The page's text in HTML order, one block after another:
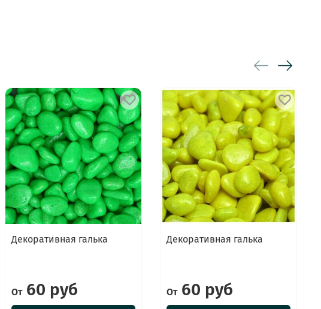
Декоративная галька
От60 руб
Декоративная галька
От60 руб